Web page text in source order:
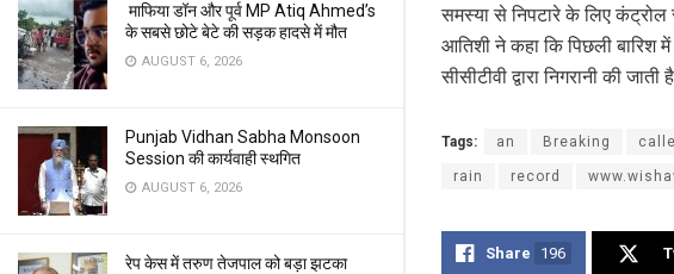
माफिया डॉन और पूर्व MP Atiq Ahmed’s
के सबसे छोटे बेटे की सड़क हादसे में मौत
AUGUST 6, 2026
Punjab Vidhan Sabha Monsoon
Session की कार्यवाही स्थगित
AUGUST 6, 2026
रेप केस में तरुण तेजपाल को बड़ा झटका
समस्या से निपटारे के लिए कंट्रोल
आतिशी ने कहा कि पिछली बारिश
सीसीटीवी द्वारा निगरानी की जाती
Tags: an Breaking
rain record
Share 196